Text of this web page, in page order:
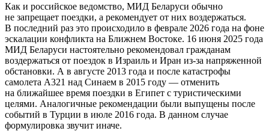
Как и российское ведомство, МИД Беларуси обычно
не запрещает поездки, а рекомендует от них воздержаться.
В последний раз это происходило в феврале 2026 года на фоне
эскалации конфликта на Ближнем Востоке. 16 июня 2025 года
МИД Беларуси настоятельно рекомендовал гражданам
воздержаться от поездок в Израиль и Иран из-за напряженной
обстановки. А в августе 2013 года и после катастрофы
самолета A321 над Синаем в 2015 году — отменить
на ближайшее время поездки в Египет с туристическими
целями. Аналогичные рекомендации были выпущены после
событий в Турции в июле 2016 года. В данном случае
формулировка звучит иначе.